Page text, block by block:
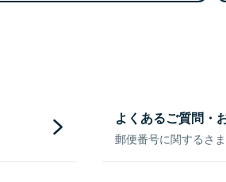
よくあるご質問・
郵便番号に関するさ